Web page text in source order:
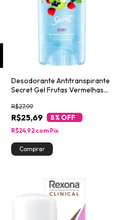
Desodorante Antitranspirante
Secret Gel Frutas Vermelhas
R$25,69
R$27,99
8% OFF
R$24,92 com Pix